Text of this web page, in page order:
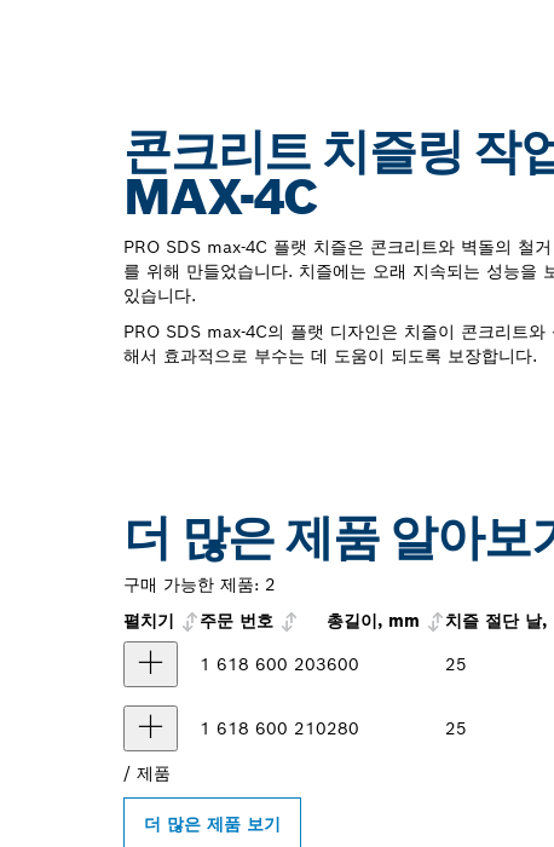
콘크리트 치즐링 작
MAX-4C
PRO SDS max-4C 플랫 치즐은 콘크리트와 벽돌의 철
를 위해 만들었습니다. 치즐에는 오래 지속되는 성능을
있습니다.
PRO SDS max-4C의 플랫 디자인은 치즐이 콘크리트
해서 효과적으로 부수는 데 도움이 되도록 보장합니다.
더 많은 제품 알아보
구매 가능한 제품: 2
펼치기
주문 번호 총길이, mm 치즐 절단 날,
1 618 600 203600 25
1 618 600 210280 25
/ 제품
더 많은 제품 보기